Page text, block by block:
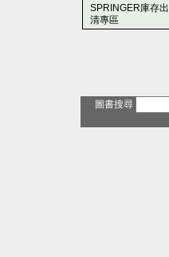
SPRINGER庫存出
清專區
圖書搜尋